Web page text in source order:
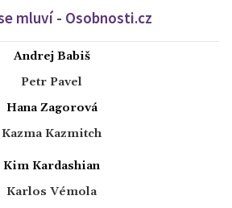
mluví - Osobnosti.cz
Andrej Babiš
Petr Pavel
Hana Zagorová
Kazma Kazmitch
Kim Kardashian
Karlos Vémola